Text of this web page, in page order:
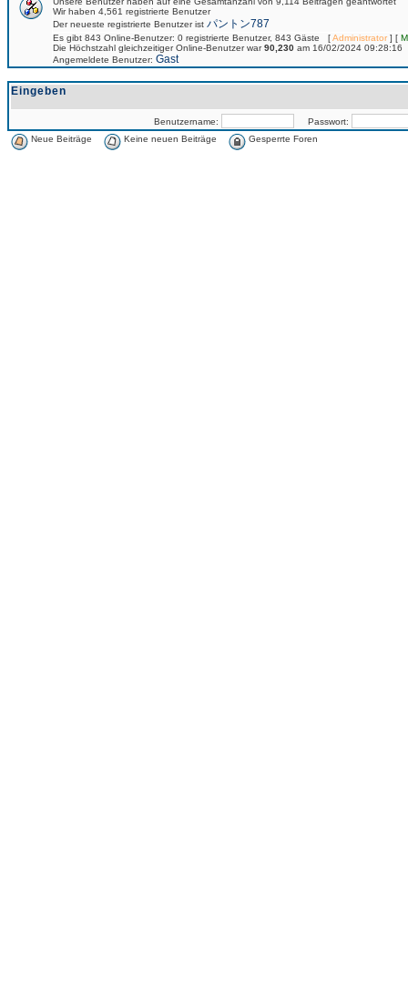
Wir haben 4,561 registrierte Benutzer
Der neueste registrierte Benutzer ist パントン787
Es gibt 843 Online-Benutzer: 0 registrierte Benutzer, 843 Gäste [Administrator] [
Die Höchstzahl gleichzeitiger Online-Benutzer war90,230 am 16/02/2024 09:28:16
Angemeldete Benutzer: Gast
Eingeben
Benutzername:
Passwort:
Neue Beiträge
Keine neuen Beiträge Gesperrte Foren